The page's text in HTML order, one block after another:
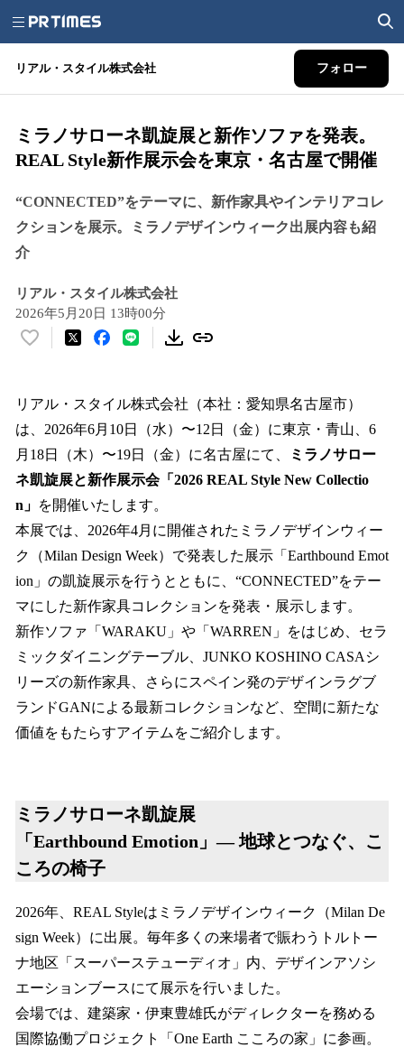
リアル・スタイル株式会社 フォロー
ミラノサローネ凱旋展と新作ソファを発表。
REAL Style新作展示会を東京・名古屋で開催
“CONNECTED”をテーマに、新作家具やインテリアコレ
クションを展示。ミラノデザインウィーク出展内容も紹
介
リアル・スタイル株式会社
2026年5月20日 13時00分
い
！
を
読
み
込
み
中
で
リアル・スタイル株式会社（本社：愛知県名古屋市）
は、2026年6月10日（水）〜12日（金）に東京・青山、6
月18日（木）〜19日（金）に名古屋にて、
ミラノサロー
ネ凱旋展と新作展示会「2026 REAL Style New Collectio
n」 を開催いたします。
本展では、2026年4月に開催されたミラノデザインウィー
ク（Milan Design Week）で発表した展示「Earthbound Emot
ion」の凱旋展示を行うとともに、“CONNECTED”をテー
マにした新作家具コレクションを発表・展示します。
新作ソファ「WARAKU」や「WARREN」をはじめ、セラ
ミックダイニングテーブル、JUNKO KOSHINO CASAシ
リーズの新作家具、さらにスペイン発のデザインラグブ
ランドGANによる最新コレクションなど、空間に新たな
価値をもたらすアイテムをご紹介します。
ミラノサローネ凱旋展
「Earthbound Emotion」— 地球とつなぐ、こ
ころの椅子
2026年、REAL Styleはミラノデザインウィーク（Milan De
sign Week）に出展。毎年多くの来場者で賑わうトルトー
ナ地区「スーパーステューディオ」内、デザインアソシ
エーションブースにて展示を行いました。
会場では、建築家・伊東豊雄氏がディレクターを務める
国際協働プロジェクト「One Earth こころの家」に参画。